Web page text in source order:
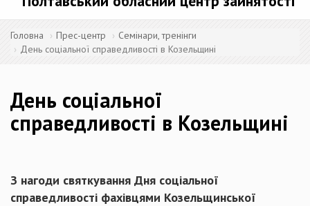
Головна Прес-центр
Семінари, тренінги
День соціальної справедливості в Козельщині
День соціальної
справедливості в Козельщині
З нагоди святкування Дня соціальної
справедливості фахівцями Козельщинської